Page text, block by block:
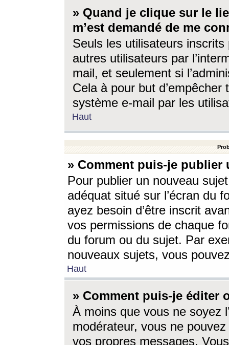
» Quand je clique sur le
m’est demandé de me
Seuls les utilisateurs
autres utilisateurs par
mail, et seulement si
Cela à pour but
système e-mail par les
Haut
» Comment puis-je
Pour publier un nouveau
adéquat situé sur l’écran du
ayez besoin d’être inscrit
vos permissions de chaque
du forum ou du sujet. Par
nouveaux sujets, vous
Haut
» Comment puis-je éditer
À moins que vous ne soyez
modérateur, vous ne
vos propres messages.